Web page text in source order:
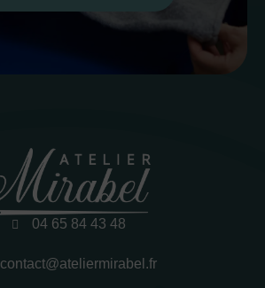
04 65 84 43 48
contact@ateliermirabel.fr